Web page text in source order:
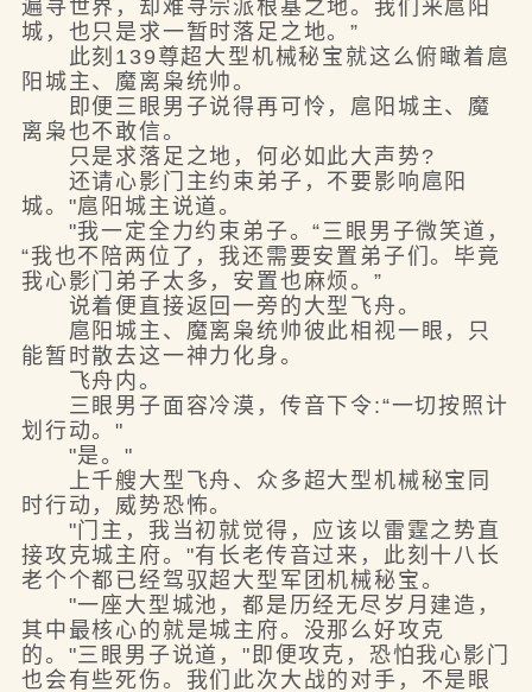
遍寻世界，却难寻宗派根基之地。我们来扈阳
城，也只是求一暂时落足之地。”
此刻139尊超大型机械秘宝就这么俯瞰着扈
阳城主、魔离枭统帅。
即便三眼男子说得再可怜，扈阳城主、魔
离枭也不敢信。
只是求落足之地，何必如此大声势?
还请心影门主约束弟子，不要影响扈阳
城。"扈阳城主说道。
"我一定全力约束弟子。“三眼男子微笑道，
“我也不陪两位了，我还需要安置弟子们。毕竟
我心影门弟子太多，安置也麻烦。”
说着便直接返回一旁的大型飞舟。
扈阳城主、魔离枭统帅彼此相视一眼，只
能暂时散去这一神力化身。
飞舟内。
三眼男子面容冷漠，传音下令:“一切按照计
划行动。"
"是。"
上千艘大型飞舟、众多超大型机械秘宝同
时行动，威势恐怖。
"门主，我当初就觉得，应该以雷霆之势直
接攻克城主府。"有长老传音过来，此刻十八长
老个个都已经驾驭超大型军团机械秘宝。
"一座大型城池，都是历经无尽岁月建造，
其中最核心的就是城主府。没那么好攻克
的。"三眼男子说道，"即便攻克，恐怕我心影门
也会有些死伤。我们此次大战的对手，不是眼